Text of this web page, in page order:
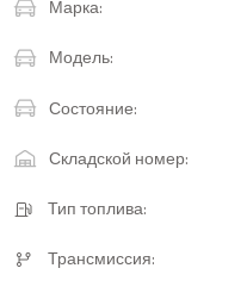
Марка:
Модель:
Состояние:
Складской номер:
Тип топлива:
Трансмиссия: